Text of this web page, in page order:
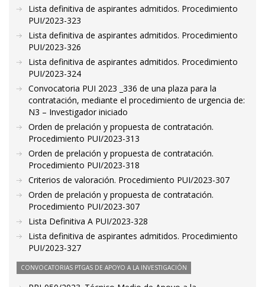
Lista definitiva de aspirantes admitidos. Procedimiento
PUI/2023-323
Lista definitiva de aspirantes admitidos. Procedimiento
PUI/2023-326
Lista definitiva de aspirantes admitidos. Procedimiento
PUI/2023-324
Convocatoria PUI 2023 _336 de una plaza para la
contratación, mediante el procedimiento de urgencia de:
N3 – Investigador iniciado
Orden de prelación y propuesta de contratación.
Procedimiento PUI/2023-313
Orden de prelación y propuesta de contratación.
Procedimiento PUI/2023-318
Criterios de valoración. Procedimiento PUI/2023-307
Orden de prelación y propuesta de contratación.
Procedimiento PUI/2023-307
Lista Definitiva A PUI/2023-328
Lista definitiva de aspirantes admitidos. Procedimiento
PUI/2023-327
CONVOCATORIAS PTGAS DE APOYO A LA INVESTIGACIÓN